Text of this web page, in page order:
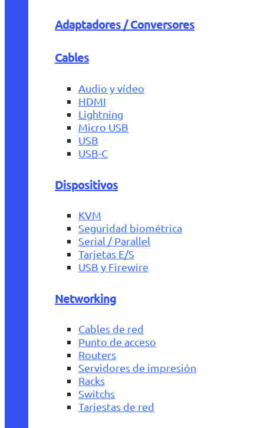
Adaptadores / Conversores
Cables
Audio y vídeo
HDMI
Lightning
Micro USB
USB
USB-C
Dispositivos
KVM
Seguridad biométrica
Serial / Parallel
Tarjetas E/S
USB y Firewire
Networking
Cables de red
Punto de acceso
Routers
Servidores de impresión
Racks
Switchs
Tarjestas de red